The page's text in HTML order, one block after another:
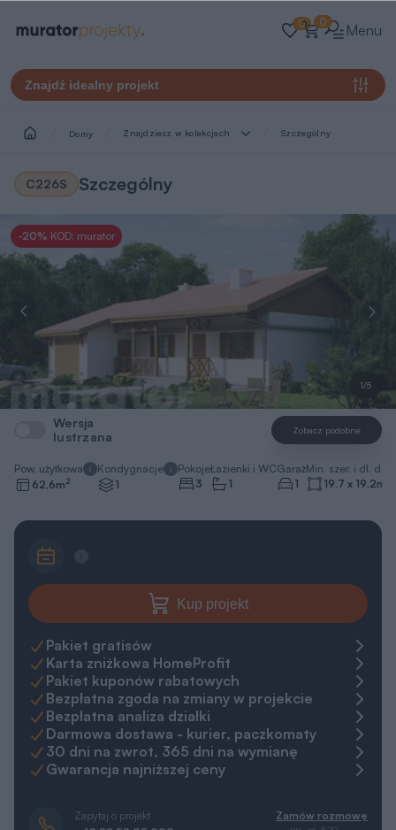
0 0 Menu
Znajdź idealny projekt
Domy Znajdziesz w kolekcjach Szczególny
C226S Szczególny
1/5
-20% KOD: murator
Wersja
lustrzana
Zobacz podobne
Pow. użytkowa
62,6m2
Kondygnacje
1
Pokoje
3
Łazienki i WC
1
Garaż
1
Min. szer. i dł.
19,7 x 19,2m
Kup projekt
Pakiet gratisów
Karta zniżkowa HomeProfit
Pakiet kuponów rabatowych
Bezpłatna zgoda na zmiany w projekcie
Bezpłatna analiza działki
Darmowa dostawa - kurier, paczkomaty
30 dni na zwrot, 365 dni na wymianę
Gwarancja najniższej ceny
Zapytaj o projekt
Zamów rozmowę